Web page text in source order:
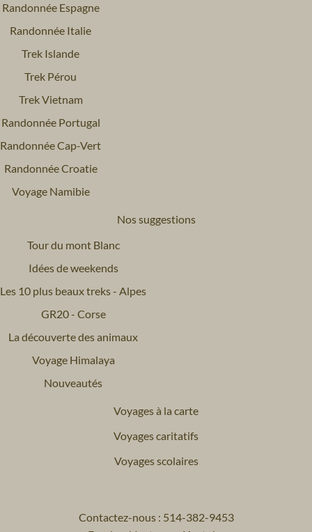
Randonnée Espagne
Randonnée Italie
Trek Islande
Trek Pérou
Trek Vietnam
Randonnée Portugal
Randonnée Cap-Vert
Randonnée Croatie
Voyage Namibie
Nos suggestions
Tour du mont Blanc
Idées de weekends
Les 10 plus beaux treks - Alpes
GR20 - Corse
La découverte des animaux
Voyage Himalaya
Nouveautés
Voyages à la carte
Voyages caritatifs
Voyages scolaires
Contactez-nous : 514-382-9453